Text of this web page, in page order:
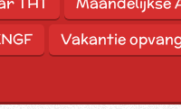
Vakantie